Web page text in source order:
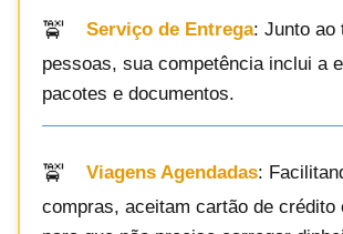
Serviço de Entrega: Junto ao
pessoas, sua competência inclui a
pacotes e documentos.
Viagens Agendadas:
compras, aceitam cartão de crédito